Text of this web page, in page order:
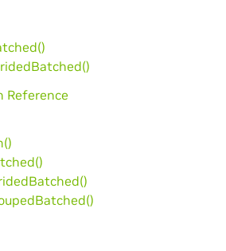
Reference